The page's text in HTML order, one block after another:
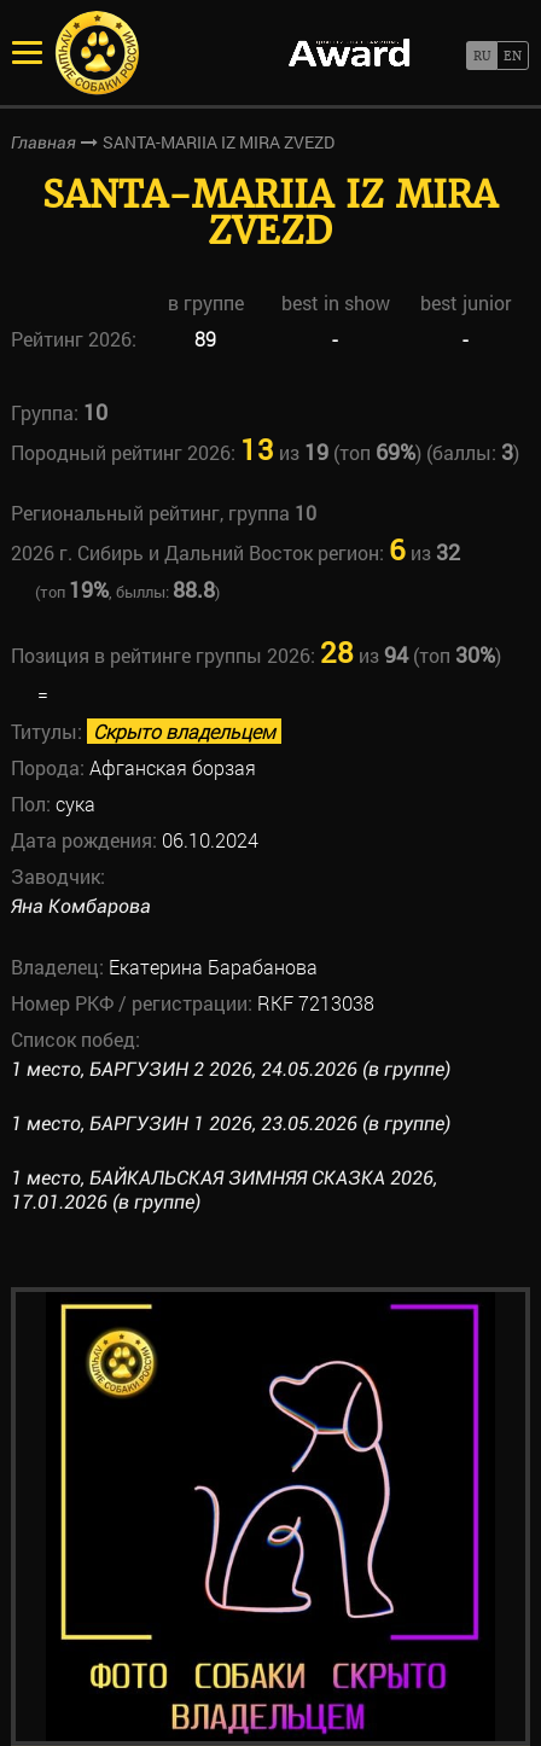
Главная SANTA-MARIIA IZ MIRA ZVEZD
SANTA-MARIIA IZ MIRA
ZVEZD
в группе best in show
best junior
Рейтинг 2026:
89 - -
Группа: 10
Породный рейтинг 2026: 13 из 19(топ 69%) (баллы: 3)
Региональный рейтинг, группа 10
2026 г. Сибирь и Дальний Восток регион: 6из 32
(топ 19%, быллы: 88.8)
Позиция в рейтинге группы 2026: 28из94(топ 30%)
=
Титулы: Скрыто владельцем
Порода: Афганская борзая
Пол: сука
Дата рождения: 06.10.2024
Заводчик:
Яна Комбарова
Владелец: Екатерина Барабанова
Номер РКФ / регистрации: RKF 7213038
Список побед:
1 место, БАРГУЗИН 2 2026, 24.05.2026 (в группе)
1 место, БАРГУЗИН 1 2026, 23.05.2026 (в группе)
1 место, БАЙКАЛЬСКАЯ ЗИМНЯЯ СКАЗКА 2026,
17.01.2026 (в группе)